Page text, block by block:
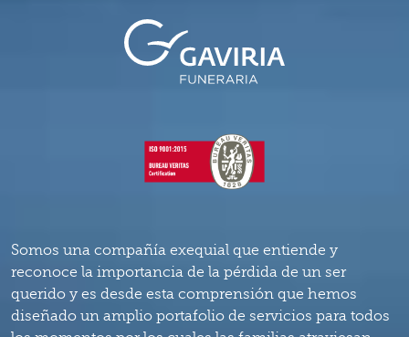
Somos una compañía exequial que entiende y
reconoce la importancia de la pérdida de un ser
querido y es desde esta comprensión que hemos
diseñado un amplio portafolio de servicios para todos